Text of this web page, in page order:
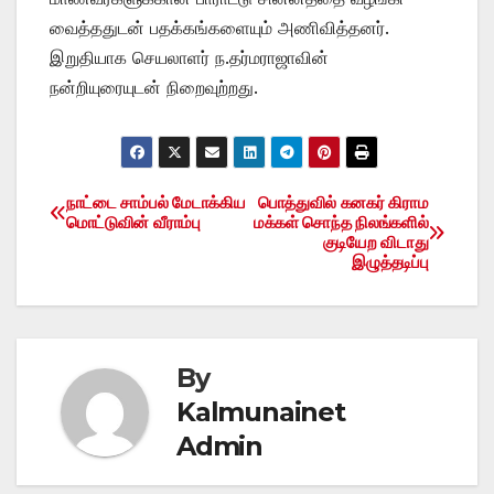
வைத்ததுடன் பதக்கங்களையும் அணிவித்தனர்.
இறுதியாக செயலாளர் ந.தர்மராஜாவின்
நன்றியுரையுடன் நிறைவுற்றது.
Post
பொத்துவில் கனகர் கிராம
மக்கள் சொந்த நிலங்களில்
குடியேற விடாது
இழுத்தடிப்பு
நாட்டை சாம்பல் மேடாக்கிய
மொட்டுவின் வீராம்பு
By
Kalmunainet
Admin